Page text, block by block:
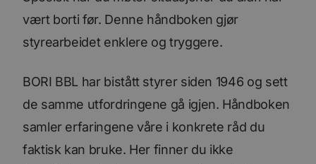
vært borti før. Denne håndboken gjør
styrearbeidet enklere og tryggere.
BORI BBL har bistått styrer siden 1946 og sett
de samme utfordringene gå igjen. Håndboken
samler erfaringene våre i konkrete råd du
faktisk kan bruke. Her finner du ikke